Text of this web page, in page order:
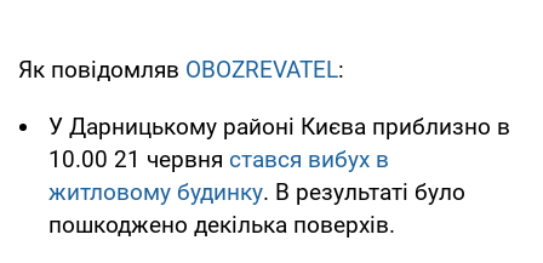
Як повідомляв OBOZREVATEL:
У Дарницькому районі Києва приблизно в
10.00 21 червня стався вибух в
житловому будинку. В результаті було
пошкоджено декілька поверхів.